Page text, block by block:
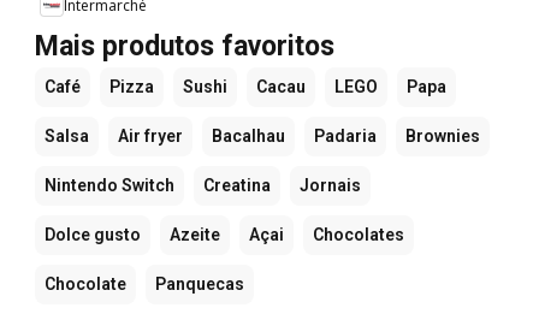
Intermarché
Mais produtos favoritos
Café Pizza Sushi Cacau LEGO Papa
Salsa Air fryer Bacalhau Padaria Brownies
Nintendo Switch Creatina Jornais
Dolce gusto Azeite Açai Chocolates
Chocolate Panquecas